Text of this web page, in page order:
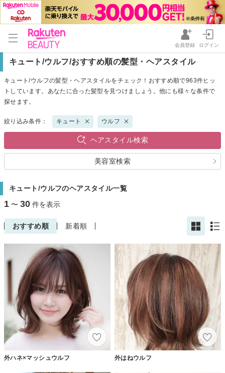
会員登録 ログイン
キュート/ウルフ/おすすめ順の髪型・ヘアスタイル
キュート/ウルフの髪型・ヘアスタイルをチェック！おすすめ順で963件ヒッ
トしています。あなたに合った髪型を見つけましょう。他にも様々な条件で
探せます。
絞り込み条件： キュート ウルフ
ヘアスタイル検索
美容室検索
キュート/ウルフのヘアスタイル一覧
1 〜 30 件を表示
おすすめ順 新着順
外ハネ×マッシュウルフ 外はねウルフ